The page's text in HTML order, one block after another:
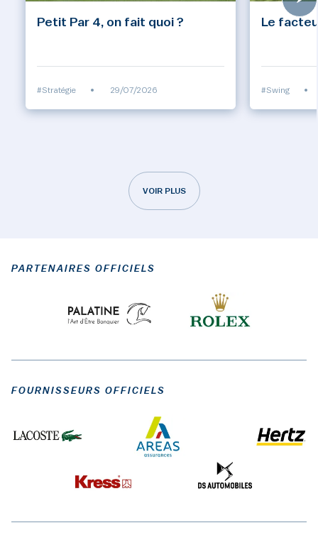
Petit Par 4, on fait quoi ?
#Stratégie • 29/07/2026
Le
#Swing •
VOIR PLUS
PARTENAIRES OFFICIELS
FOURNISSEURS OFFICIELS